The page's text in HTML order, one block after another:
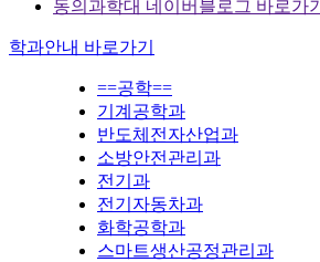
동의과학대 네이버블로그 바로가기
학과안내 바로가기
==공학==
기계공학과
반도체전자산업과
소방안전관리과
전기과
전기자동차과
화학공학과
스마트생산공정관리과